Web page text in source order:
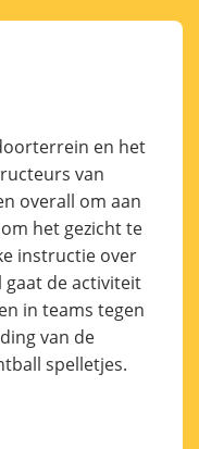
en het
van
overall om aan
het gezicht te
instructie over
gaat de activiteit
in teams tegen
van de
spelletjes.